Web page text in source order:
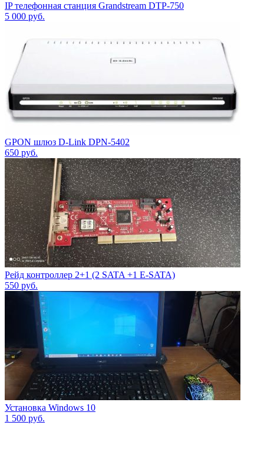
IP телефонная станция Grandstream DTP-750
5 000 руб.
GPON шлюз D-Link DPN-5402
650 руб.
Рейд контроллер 2+1 (2 SATA +1 E-SATA)
550 руб.
Установка Windows 10
1 500 руб.